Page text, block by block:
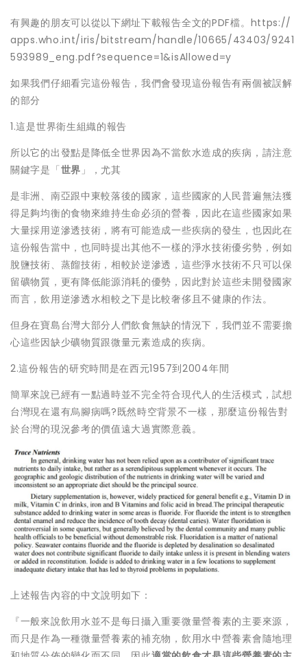
有興趣的朋友可以從以下網址下載報告全文的PDF檔。https://
apps.who.int/iris/bitstream/handle/10665/43403/9241
593989_eng.pdf?sequence=1&isAllowed=y
如果我們仔細看完這份報告，我們會發現這份報告有兩個被誤解
的部分
1.這是世界衛生組織的報告
所以它的出發點是降低全世界因為不當飲水造成的疾病，請注意
關鍵字是「世界」，尤其
是非洲、南亞跟中東較落後的國家，這些國家的人民普遍無法獲
得足夠均衡的食物來維持生命必須的營養，因此在這些國家如果
大量採用逆滲透技術，將有可能造成一些疾病的發生，也因此在
這份報告當中，也同時提出其他不一樣的淨水技術優劣勢，例如
脫鹽技術、蒸餾技術，相較於逆滲透，這些淨水技術不只可以保
留礦物質，更有降低能源消耗的優勢，因此對於這些未開發國家
而言，飲用逆滲透水相較之下是比較奢侈且不健康的作法。
但身在寶島台灣大部分人們飲食無缺的情況下，我們並不需要擔
心這些因缺少礦物質跟微量元素造成的疾病。
2.這份報告的研究時間是在西元1957到2004年間
簡單來說已經有一點過時並不完全符合現代人的生活模式，試想
台灣現在還有烏腳病嗎?既然時空背景不一樣，那麼這份報告對
於台灣的現況參考的價值遠大過實際意義。
上述報告內容的中文說明如下：
『一般來說飲用水並不是每日攝入重要微量營養素的主要來源，
而只是作為一種微量營養素的補充物，飲用水中營養素會隨地理